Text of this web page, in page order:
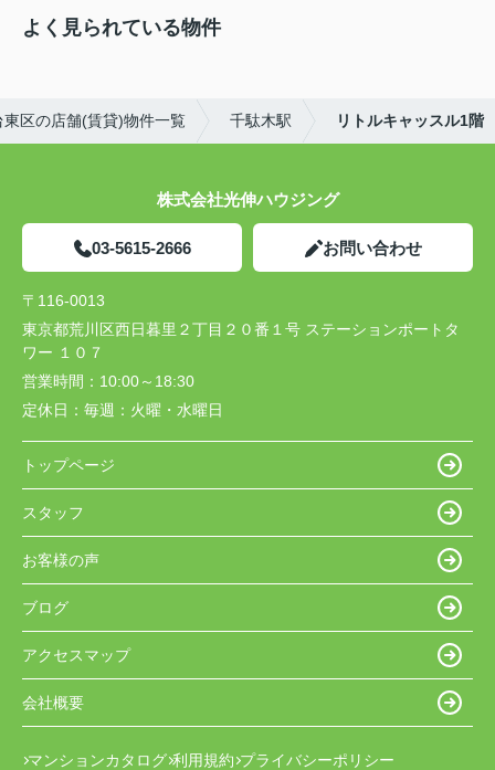
よく見られている物件
東区の店舗(賃貸)物件一覧 千駄木駅 リトルキャッスル1階
株式会社光伸ハウジング
03-5615-2666 お問い合わせ
〒116-0013
東京都荒川区西日暮里２丁目２０番１号 ステーションポートタ
ワー １０７
営業時間： 10:00～18:30
定休日： 毎週：火曜・水曜日
トップページ
スタッフ
お客様の声
ブログ
アクセスマップ
会社概要
マンションカタログ 利用規約 プライバシーポリシー